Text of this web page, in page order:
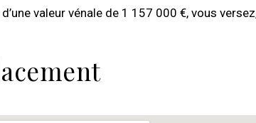
valeur vénale de 1 157 000 €, vous